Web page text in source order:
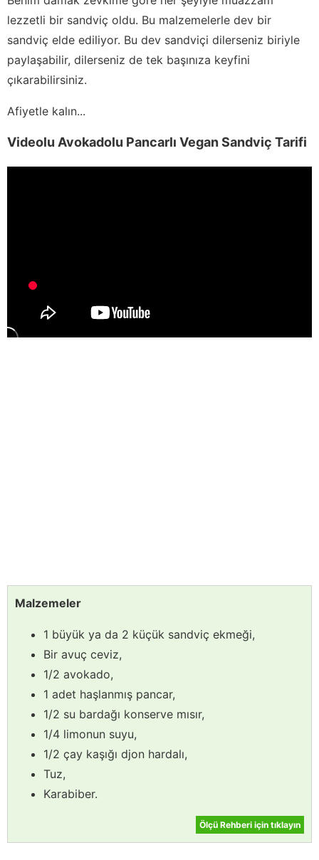
lezzetli bir sandviç oldu. Bu malzemelerle dev bir
sandviç elde ediliyor. Bu dev sandviçi dilerseniz biriyle
paylaşabilir, dilerseniz de tek başınıza keyfini
çıkarabilirsiniz.
Afiyetle kalın...
Videolu Avokadolu Pancarlı Vegan Sandviç Tarifi
Malzemeler
1 büyük ya da 2 küçük sandviç ekmeği,
Bir avuç ceviz,
1/2 avokado,
1 adet haşlanmış pancar,
1/2 su bardağı konserve mısır,
1/4 limonun suyu,
1/2 çay kaşığı djon hardalı,
Tuz,
Karabiber.
Ölçü Rehberi için tıklayın